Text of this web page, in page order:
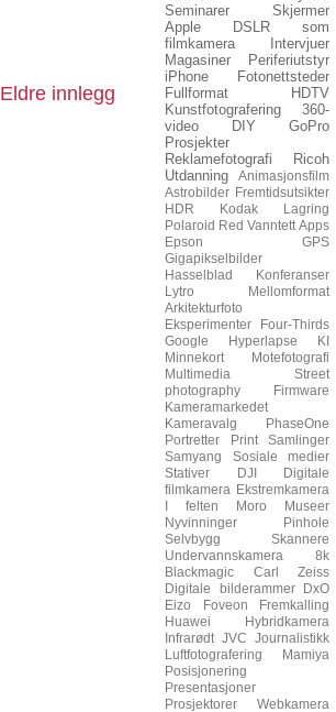
Eldre innlegg
Seminarer
Skjermer
Apple
DSLR som
filmkamera
Intervjuer
Magasiner
Periferiutstyr
iPhone
Fotonettsteder
Fullformat
HDTV
Kunstfotografering
360-
video
DIY
GoPro
Prosjekter
Reklamefotografi
Ricoh
Utdanning
Animasjonsfilm
Astrobilder Fremtidsutsikter
HDR
Kodak
Lagring
Polaroid Red Vanntett Apps
Epson
GPS
Gigapikselbilder
Hasselblad
Konferanser
Lytro
Mellomformat
Arkitekturfoto
Eksperimenter
Four-Thirds
Google
Hyperlapse
KI
Minnekort
Motefotografi
Multimedia
Street
photography
Firmware
Kameramarkedet
Kameravalg
PhaseOne
Portretter
Print
Samlinger
Samyang
Sosiale medier
Stativer
DJI
Digitale
filmkamera Ekstremkamera
I felten
Moro
Museer
Nyvinninger
Pinhole
Selvbygg
Skannere
Undervannskamera
8k
Blackmagic
Carl Zeiss
Digitale bilderammer
DxO
Eizo
Foveon
Fremkalling
Huawei
Hybridkamera
Infrarødt JVC
Journalistikk
Luftfotografering
Mamiya
Posisjonering
Presentasjoner
Prosjektorer
Webkamera